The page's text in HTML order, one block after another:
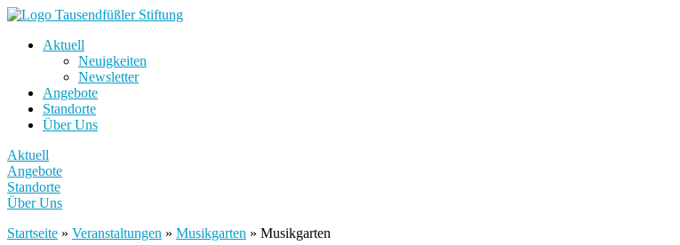
Aktuell
Neuigkeiten
Newsletter
Angebote
Standorte
Über Uns
Aktuell
Angebote
Standorte
Über Uns
Startseite » Veranstaltungen » Musikgarten » Musikgarten